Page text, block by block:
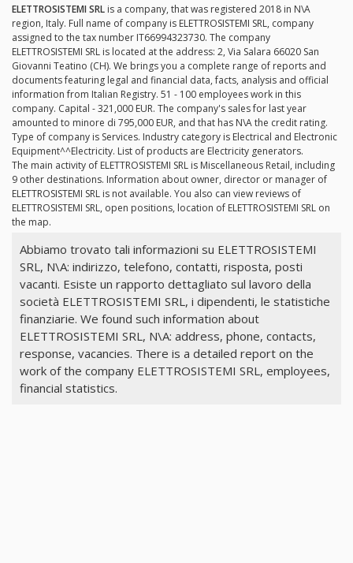
ELETTROSISTEMI SRL is a company, that was registered 2018 in N\A
region, Italy. Full name of company is ELETTROSISTEMI SRL, company
assigned to the tax number IT66994323730. The company
ELETTROSISTEMI SRL is located at the address: 2, Via Salara 66020 San
Giovanni Teatino (CH). We brings you a complete range of reports and
documents featuring legal and financial data, facts, analysis and official
information from Italian Registry. 51 - 100 employees work in this
company. Capital - 321,000 EUR. The company's sales for last year
amounted to minore di 795,000 EUR, and that has N\A the credit rating.
Type of company is Services. Industry category is Electrical and Electronic
Equipment^^Electricity. List of products are Electricity generators.
The main activity of ELETTROSISTEMI SRL is Miscellaneous Retail, including
9 other destinations. Information about owner, director or manager of
ELETTROSISTEMI SRL is not available. You also can view reviews of
ELETTROSISTEMI SRL, open positions, location of ELETTROSISTEMI SRL on
the map.
Abbiamo trovato tali informazioni su ELETTROSISTEMI
SRL, N\A: indirizzo, telefono, contatti, risposta, posti
vacanti. Esiste un rapporto dettagliato sul lavoro della
società ELETTROSISTEMI SRL, i dipendenti, le statistiche
finanziarie. We found such information about
ELETTROSISTEMI SRL, N\A: address, phone, contacts,
response, vacancies. There is a detailed report on the
work of the company ELETTROSISTEMI SRL, employees,
financial statistics.